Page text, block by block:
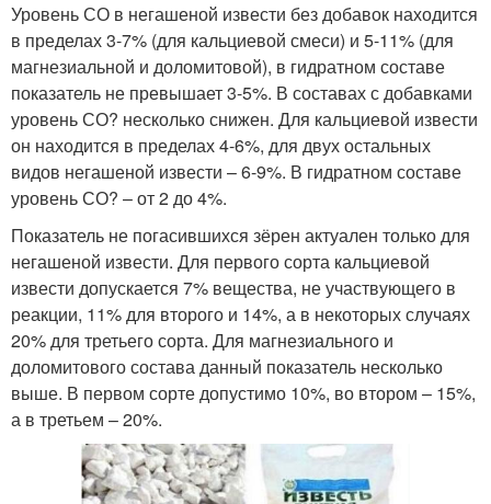
Уровень СО в негашеной извести без добавок находится
в пределах 3-7% (для кальциевой смеси) и 5-11% (для
магнезиальной и доломитовой), в гидратном составе
показатель не превышает 3-5%. В составах с добавками
уровень СО? несколько снижен. Для кальциевой извести
он находится в пределах 4-6%, для двух остальных
видов негашеной извести – 6-9%. В гидратном составе
уровень СО? – от 2 до 4%.
Показатель не погасившихся зёрен актуален только для
негашеной извести. Для первого сорта кальциевой
извести допускается 7% вещества, не участвующего в
реакции, 11% для второго и 14%, а в некоторых случаях
20% для третьего сорта. Для магнезиального и
доломитового состава данный показатель несколько
выше. В первом сорте допустимо 10%, во втором – 15%,
а в третьем – 20%.